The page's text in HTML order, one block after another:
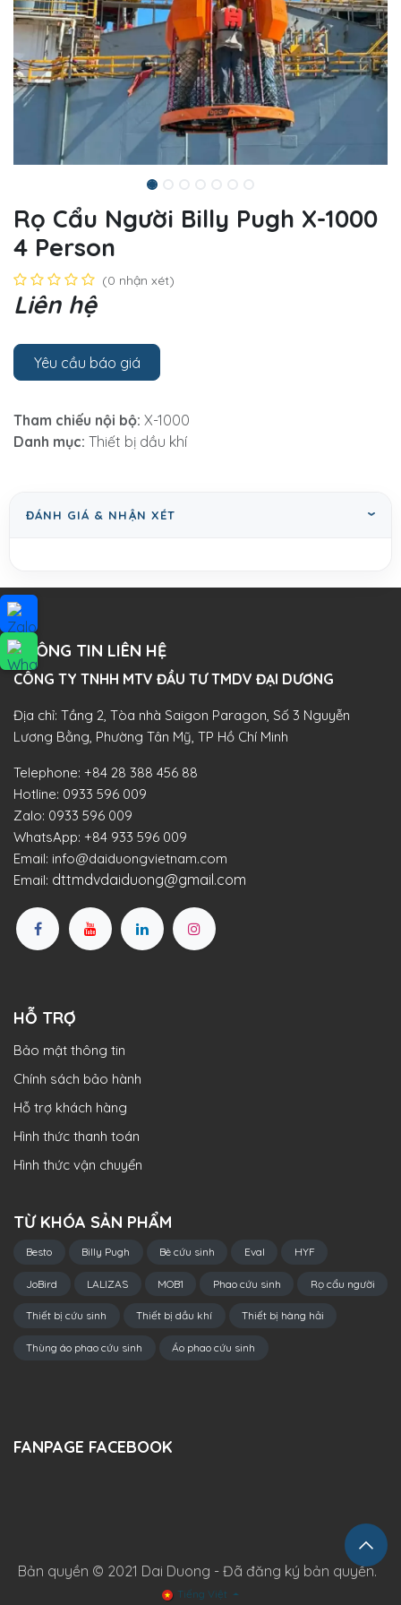
Rọ Cẩu Người Billy Pugh X-1000
4 Person
(0 nhận xét)
Liên hệ
Yêu cầu báo giá
Tham chiếu nội bộ: X-1000
Danh mục: Thiết bị dầu khí
ĐÁNH GIÁ & NHẬN XÉT
THÔNG TIN LIÊN HỆ
CÔNG TY TNHH MTV ĐẦU TƯ TMDV ĐẠI DƯƠNG​
Địa chỉ: Tầng 2, Tòa nhà Saigon Paragon, Số 3 Nguyễn
Lương Bằng, Phường Tân Mỹ, TP Hồ Chí Minh
Telephone: +84 28 388 456 88
Hotline: 0933 596 009
Zalo: 0933 596 009
WhatsApp: +84 933 596 009
Email: info@daiduongvietnam.com
Email: dttmdvdaiduong@gmail.com
HỖ TRỢ
Bảo mật thông tin
Chính sách bảo hành
Hỗ trợ khách hàng
Hình thức thanh toán
Hình thức vận chuyển
TỪ KHÓA SẢN PHẨM
Besto Billy Pugh Bè cứu sinh Eval HYF
JoBird LALIZAS MOB1 Phao cứu sinh Rọ cẩu người
Thiết bị cứu sinh Thiết bị dầu khí Thiết bị hàng hải
Thùng áo phao cứu sinh Áo phao cứu sinh
FANPAGE FACEBOOK
Bản quyền © 2021 Dai Duong - Đã đăng ký bản quyền.
Tiếng Việt